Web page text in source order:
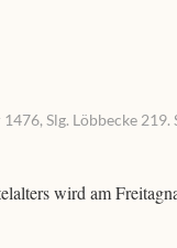
Slg. Löbbecke
wird am